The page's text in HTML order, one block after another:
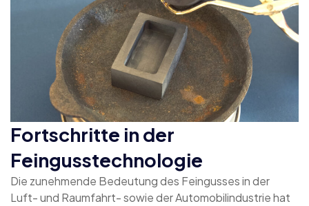
Fortschritte in der
Feingusstechnologie
Die zunehmende Bedeutung des Feingusses in der
Luft- und Raumfahrt- sowie der Automobilindustrie hat